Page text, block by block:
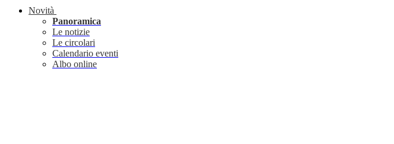
Novità
Panoramica
Le notizie
Le circolari
Calendario eventi
Albo online